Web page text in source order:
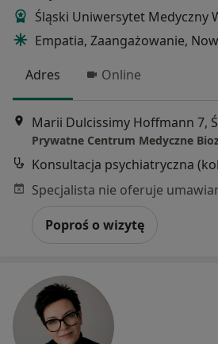
Śląski Uniwersytet Medyczny
Empatia, Zaangażowanie,
Adres
Online
Prywatne Centrum Medyczne
Konsultacja psychiatryczna
Poproś o wizytę